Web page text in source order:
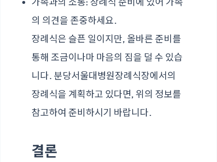
의 의견을 존중하세요.
장례식은 슬픈 일이지만, 올바른 준비를
통해 조금이나마 마음의 짐을 덜 수 있습
니다. 분당서울대병원장례식장에서의
장례식을 계획하고 있다면, 위의 정보를
참고하여 준비하시기 바랍니다.
결론